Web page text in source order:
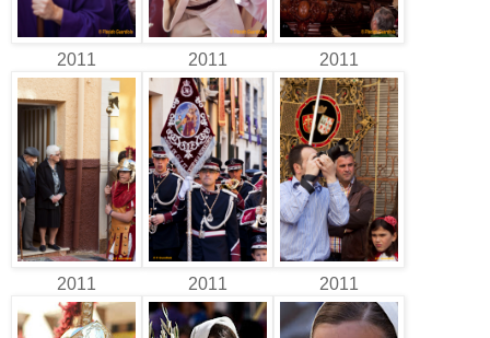
2011 2011 2011
2011 2011 2011